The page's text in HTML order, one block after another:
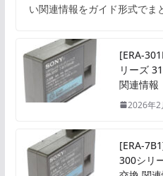
い関連情報をガイド形式でま
[ERA-
リーズ
関連情報
2026年2
[ERA-
300シリ